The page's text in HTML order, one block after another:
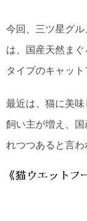
今回、三ツ星グ
は、国産天然ま
タイプのキャット
最近は、猫に美
飼い主が増え、
れつつあると言わ